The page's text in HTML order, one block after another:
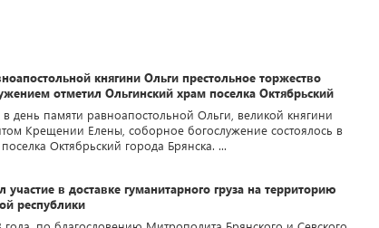
княгини Ольги престольное торжество
отметил Ольгинский храм поселка Октябрьский
день памяти равноапостольной Ольги, великой княгини
Крещении Елены, соборное богослужение состоялось в
Октябрьский города Брянска. ...
в доставке гуманитарного груза на территорию
республики